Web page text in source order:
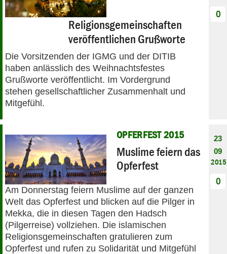
PANORAMA
Religionsgemeinschaften
veröffentlichen Grußworte
Die Vorsitzenden der IGMG und der DITIB
haben anlässlich des Weihnachtsfestes
Grußworte veröffentlicht. Im Vordergrund
stehen gesellschaftlicher Zusammenhalt und
Mitgefühl.
0
OPFERFEST 2015
Muslime feiern das
Opferfest
Am Donnerstag feiern Muslime auf der ganzen
Welt das Opferfest und blicken auf die Pilger in
Mekka, die in diesen Tagen den Hadsch
(Pilgerreise) vollziehen. Die islamischen
Religionsgemeinschaften gratulieren zum
Opferfest und rufen zu Solidarität und Mitgefühl
23
09
2015
0